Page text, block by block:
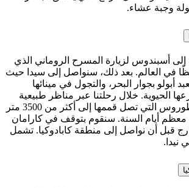
وجبة عشاء.
إلى أسبندوس لزيارة المسرح الروماني الذي
في العالم. بعد ذلك، سنواصل إلى سيدا حيث
أبولو بجوار البحر، والتجول في مينائها
الحيوية. خلال رحلتنا عبر مناظر طبيعية
خلابة، سنعبر جبال طوروس التي تصل قممها إلى أكثر من 3500 متر
معظم أيام السنة. سنقوم بتوقف في كارامان
قبل أن نواصل إلى منطقة كابادوكيا. تشمل
نيدا.